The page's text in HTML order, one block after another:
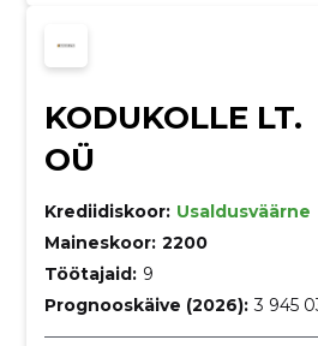
KODUKOLLE LT.
OÜ
Krediidiskoor: Usaldusväärne
Maineskoor: 2200
Töötajaid: 9
Prognooskäive (2026): 3 945